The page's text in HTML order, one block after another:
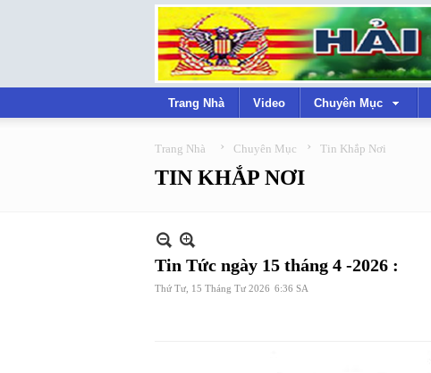
Trang Nhà Video Chuyên Mục
Trang Nhà › Chuyên Mục › Tin Khắp Nơi
TIN KHẮP NƠI
Tin Tức ngày 15 tháng 4 -2026 :
Thứ Tư, 15 Tháng Tư 2026 6:36 SA